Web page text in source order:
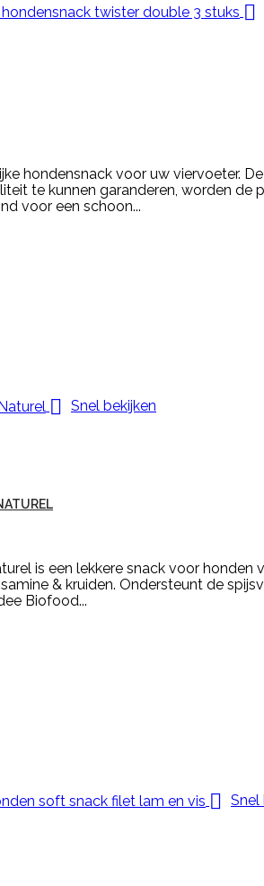

hondensnack voor uw viervoeter.
te kunnen garanderen, worden
voor een schoon...
 Snel bekijken
is een lekkere snack voor
& kruiden. Ondersteunt de
Biofood...
 Snel